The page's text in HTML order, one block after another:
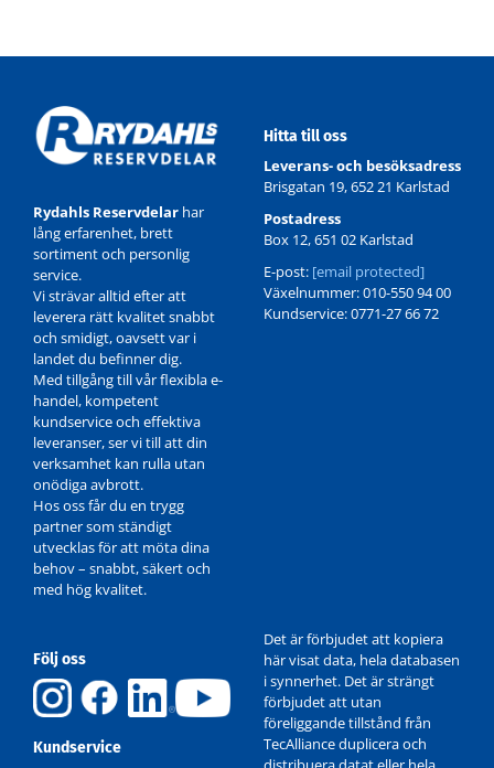
Rydahls Reservdelar har
lång erfarenhet, brett
sortiment och personlig
service.
Vi strävar alltid efter att
leverera rätt kvalitet snabbt
och smidigt, oavsett var i
landet du befinner dig.
Med tillgång till vår flexibla e-
handel, kompetent
kundservice och effektiva
leveranser, ser vi till att din
verksamhet kan rulla utan
onödiga avbrott.
Hos oss får du en trygg
partner som ständigt
utvecklas för att möta dina
behov – snabbt, säkert och
med hög kvalitet.
Hitta till oss
Leverans- och besöksadress
Brisgatan 19, 652 21 Karlstad
Postadress
Box 12, 651 02 Karlstad
E-post: [email protected]
Växelnummer: 010-550 94 00
Kundservice: 0771-27 66 72
Följ oss
Kundservice
Det är förbjudet att kopiera
här visat data, hela databasen
i synnerhet. Det är strängt
förbjudet att utan
föreliggande tillstånd från
TecAlliance duplicera och